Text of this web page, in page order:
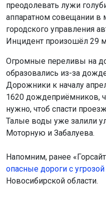
преодолевать лужи
аппаратном совещании в
городского управления
Инцидент произошёл 29
Огромные переливы на
образовались из-за
Дорожники к началу
1620 дождеприёмников,
нужно, чтоб спасти
Талые воды уже залили
Моторную и Забалуева.
Напомним, ранее
опасные дороги с
Новосибирской области.